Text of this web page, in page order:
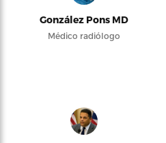
González Pons MD
Médico radiólogo